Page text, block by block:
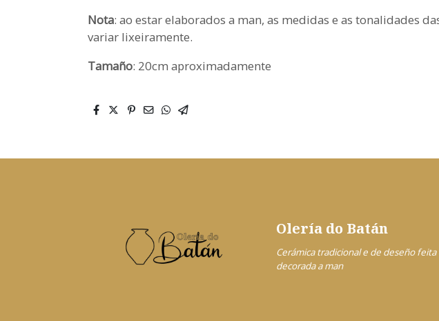
Nota: ao estar elaborados a man, as medidas e as tonalidades
variar lixeiramente.
Tamaño: 20cm aproximadamente
Olería do Batán
Cerámica tradicional e de deseño feita
decorada a man